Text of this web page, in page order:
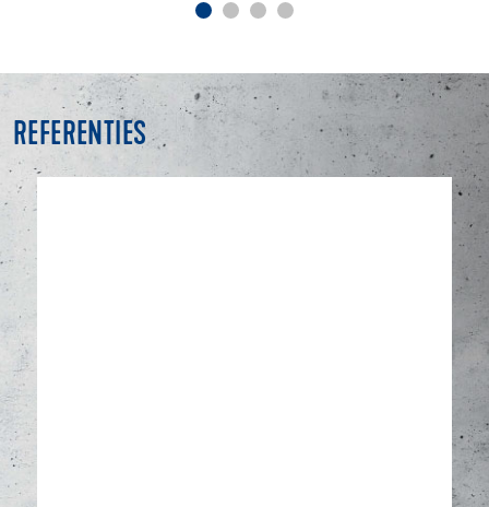
REFERENTIES